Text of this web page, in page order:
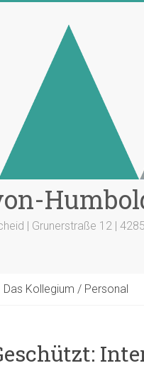
| Grunerstraße 12 |
Das Kollegium / Personal